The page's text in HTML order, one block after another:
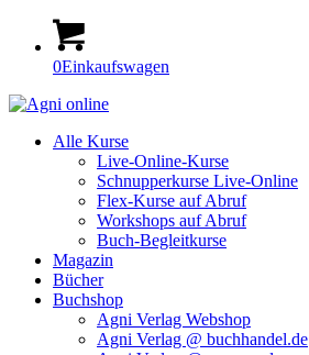
0Einkaufswagen
Alle Kurse
Live-Online-Kurse
Schnupperkurse Live-Online
Flex-Kurse auf Abruf
Workshops auf Abruf
Buch-Begleitkurse
Magazin
Bücher
Buchshop
Agni Verlag Webshop
Agni Verlag @ buchhandel.de